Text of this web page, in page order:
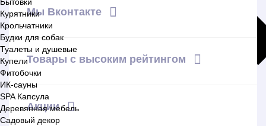
Курятники
Крольчатники
Будки для собак
Туалеты и душевые
Купели
Фитобочки
ИК-сауны
SPA Капсула
Деревянная мебель
Садовый декор
Мы Вконтакте
Товары с высоким рейтингом
Акции